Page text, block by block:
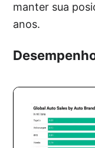
manter sua
anos.